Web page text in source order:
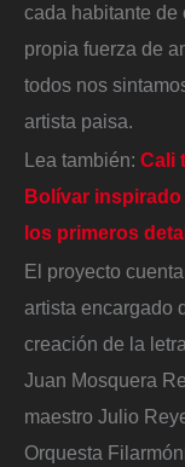
cada habitante de
propia fuerza de
todos nos
artista paisa.
Lea también: Cali
Bolívar
los primeros
El proyecto
artista encargado
creación de la
Juan Mosquera
maestro Julio
Orquesta